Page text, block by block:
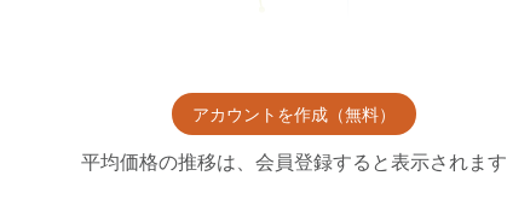
アカウントを作成（無料）
平均価格の推移は、会員登録すると表示されます